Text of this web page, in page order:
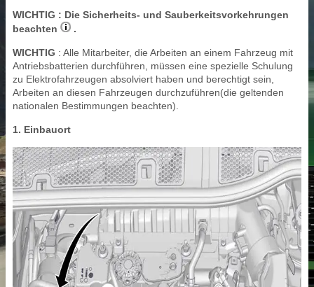
WICHTIG : Die Sicherheits- und Sauberkeitsvorkehrungen
beachten
.
WICHTIG : Alle Mitarbeiter, die Arbeiten an einem Fahrzeug mit
Antriebsbatterien durchführen, müssen eine spezielle Schulung
zu Elektrofahrzeugen absolviert haben und berechtigt sein,
Arbeiten an diesen Fahrzeugen durchzuführen(die geltenden
nationalen Bestimmungen beachten).
1. Einbauort